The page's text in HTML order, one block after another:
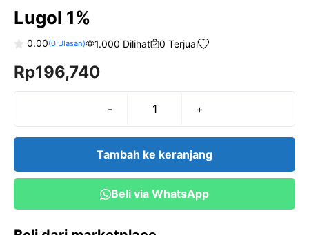
Lugol 1%
o
u
0.00(0Ulasan) 1.000 Dilihat 0 Terjual
Rp196,740
-
Kuantitas
1%
+
Tambah ke keranjang
Beli via WhatsApp